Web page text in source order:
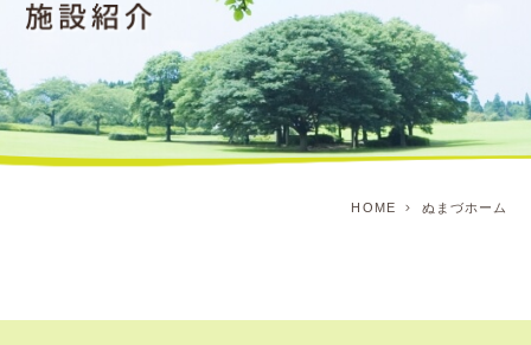
HOME ぬまづホーム